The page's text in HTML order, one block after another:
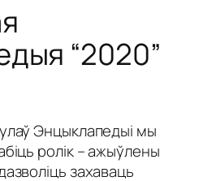
“2020”
Энцыклапедыі мы
ролік – ажыўлены
захаваць